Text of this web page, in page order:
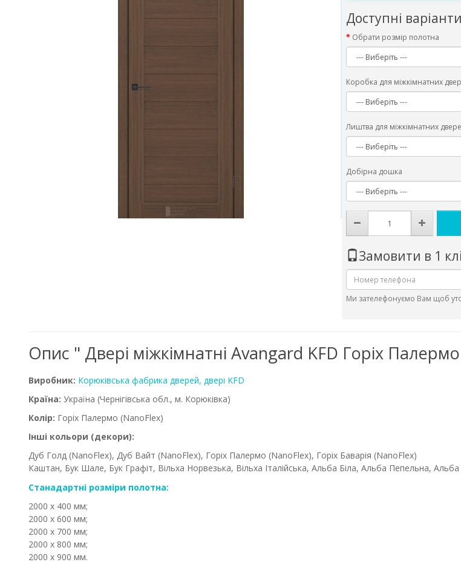
Доступні варіанти
Обрати розмір полотна
Коробка для міжкімнатних
Лиштва для міжкімнатних
Добірна дошка
Замовити в 1
Ми зателефонуємо Вам щоб
Опис " Двері міжкімнатні Avangard KFD Горіх
Виробник: Корюківська фабрика дверей, двері KFD
Країна: Україна (Чернігівська обл., м. Корюківка)
Колір: Горіх Палермо (NanoFlex)
Інші кольори (декори):
Дуб Голд (NanoFlex), Дуб Вайт (NanoFlex), Горіх Палермо (NanoFlex), Горіх Баварія (NanoFlex)
Каштан, Бук Шале, Бук Графіт, Вільха Норвезька, Вільха Італійська, Альба Біла, Альба Пепельна,
Станадартні розміри полотна:
2000 х 400 мм;
2000 х 600 мм;
2000 х 700 мм;
2000 х 800 мм;
2000 х 900 мм.